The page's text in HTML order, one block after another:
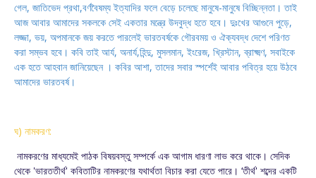
গেল, জাতিভেদ প্রথা,বর্ণবৈষম্য ইত্যাদির ফলে বেড়ে চলেছে মানুষে-মানুষে বিচ্ছিন্নতা। তাই
আজ আবার আমাদের সকলকে সেই একতার মন্ত্রে উদবুদ্ধ হতে হবে। দুঃখের আগুনে পুড়ে,
লজ্জা, ভয়, অপমানকে জয় করতেপারলেই ভারতবর্ষকে গৌরবময় ও ঐক্যবদ্ধ দেশে পরিণত
করা সম্ভব হবে। কবি তাই আর্য, অনার্য,হিন্দু, মুসলমান, ইংরেজ, খ্রিস্টান, ব্রাক্ষ্মণ, সবাইকে
এক হতে আহবান জানিয়েছেন । কবির আশা,তাদের সবার স্পর্শেই আবার পবিত্র হয়ে উঠবে
আমাদের ভারতবর্ষ।
ঘ) নামকরণ:
নামকরণের মাধ্যমেই পাঠক বিষয়বস্তু সম্পর্কে এক আগাম ধারণা লাভ করে থাকে। সেদিক
থেকে 'ভারততীর্থ' কবিতাটির নামকরণের যথার্থতা বিচার করা যেতে পারে। ‘তীর্থ' শব্দের একটি